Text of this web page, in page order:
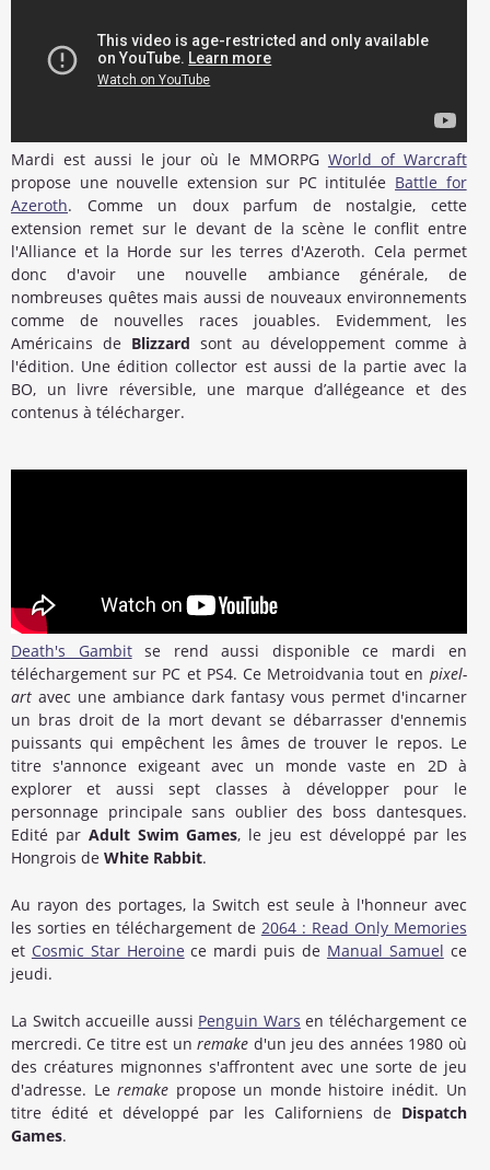
Mardi est aussi le jour où le MMORPG World of Warcraft
propose une nouvelle extension sur PC intitulée Battle for
Azeroth. Comme un doux parfum de nostalgie, cette
extension remet sur le devant de la scène le conflit entre
l'Alliance et la Horde sur les terres d'Azeroth. Cela permet
donc d'avoir une nouvelle ambiance générale, de
nombreuses quêtes mais aussi de nouveaux environnements
comme de nouvelles races jouables. Evidemment, les
Américains de Blizzard sont au développement comme à
l'édition. Une édition collector est aussi de la partie avec la
BO, un livre réversible, une marque d’allégeance et des
contenus à télécharger.
Death's Gambitse rend aussi disponible ce mardi en
téléchargement sur PC et PS4. Ce Metroidvania tout en pixel-
art avec une ambiance dark fantasy vous permet d'incarner
un bras droit de la mort devant se débarrasser d'ennemis
puissants qui empêchent les âmes de trouver le repos. Le
titre s'annonce exigeant avec un monde vaste en 2D à
explorer et aussi sept classes à développer pour le
personnage principale sans oublier des boss dantesques.
Edité par Adult Swim Games, le jeu est développé par les
Hongrois de White Rabbit.
Au rayon des portages, la Switch est seule à l'honneur avec
les sorties en téléchargement de 2064 : Read Only Memories
et Cosmic Star Heroine ce mardi puis de Manual Samuel ce
jeudi.
La Switch accueille aussi Penguin Wars en téléchargement ce
mercredi. Ce titre est unremake d'un jeu des années 1980 où
des créatures mignonnes s'affrontent avec une sorte de jeu
d'adresse. Leremake propose un monde histoire inédit. Un
titre édité et développé par les Californiens de Dispatch
Games.